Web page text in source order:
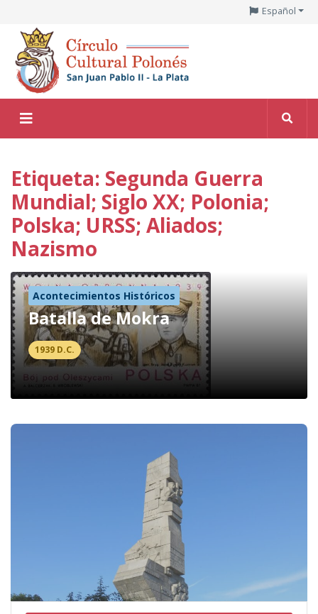
Español
Etiqueta: Segunda Guerra
Mundial; Siglo XX; Polonia;
Polska; URSS; Aliados;
Nazismo
Acontecimientos Históricos
Batalla de Mokra
1939 D.C.